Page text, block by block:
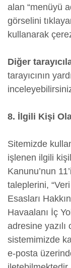
alan “menüyü
görselini
kullanarak
Diğer
tarayıcının
8. İlgili Kişi
Sitemizde
işlenen ilgili
Kanunu’nun
taleplerini,
Esasları
Havaalanı İç
adresine yazılı
sistemimizde
e-posta